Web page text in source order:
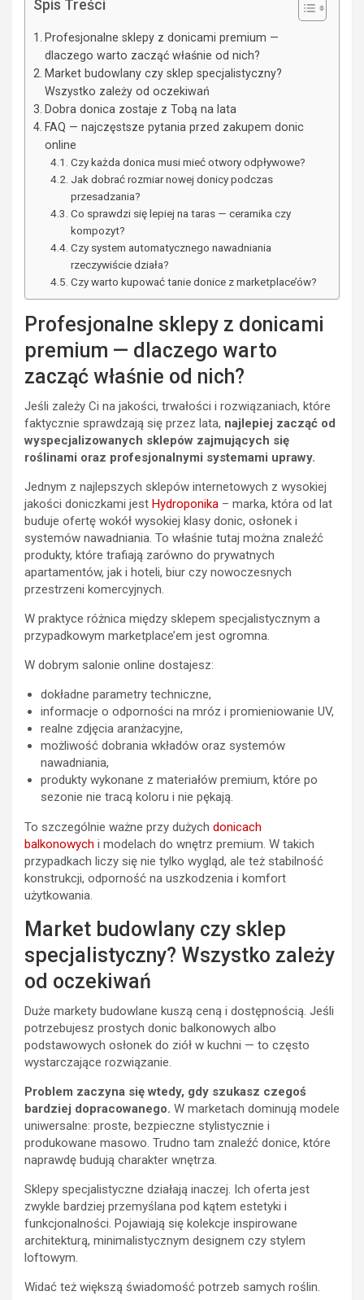
Spis Treści
Profesjonalne sklepy z donicami premium —
dlaczego warto zacząć właśnie od nich?
Market budowlany czy sklep specjalistyczny?
Wszystko zależy od oczekiwań
Dobra donica zostaje z Tobą na lata
FAQ — najczęstsze pytania przed zakupem donic
online
Czy każda donica musi mieć otwory odpływowe?
Jak dobrać rozmiar nowej donicy podczas
przesadzania?
Co sprawdzi się lepiej na taras — ceramika czy
kompozyt?
Czy system automatycznego nawadniania
rzeczywiście działa?
Czy warto kupować tanie donice z marketplace’ów?
Profesjonalne sklepy z donicami
premium — dlaczego warto
zacząć właśnie od nich?
Jeśli zależy Ci na jakości, trwałości i rozwiązaniach, które
faktycznie sprawdzają się przez lata, najlepiej zacząć od
wyspecjalizowanych sklepów zajmujących się
roślinami oraz profesjonalnymi systemami uprawy.
Jednym z najlepszych sklepów internetowych z wysokiej
jakości doniczkami jest Hydroponika – marka, która od lat
buduje ofertę wokół wysokiej klasy donic, osłonek i
systemów nawadniania. To właśnie tutaj można znaleźć
produkty, które trafiają zarówno do prywatnych
apartamentów, jak i hoteli, biur czy nowoczesnych
przestrzeni komercyjnych.
W praktyce różnica między sklepem specjalistycznym a
przypadkowym marketplace’em jest ogromna.
W dobrym salonie online dostajesz:
dokładne parametry techniczne,
informacje o odporności na mróz i promieniowanie UV,
realne zdjęcia aranżacyjne,
możliwość dobrania wkładów oraz systemów
nawadniania,
produkty wykonane z materiałów premium, które po
sezonie nie tracą koloru i nie pękają.
To szczególnie ważne przy dużych donicach
balkonowych i modelach do wnętrz premium. W takich
przypadkach liczy się nie tylko wygląd, ale też stabilność
konstrukcji, odporność na uszkodzenia i komfort
użytkowania.
Market budowlany czy sklep
specjalistyczny? Wszystko zależy
od oczekiwań
Duże markety budowlane kuszą ceną i dostępnością. Jeśli
potrzebujesz prostych donic balkonowych albo
podstawowych osłonek do ziół w kuchni — to często
wystarczające rozwiązanie.
Problem zaczyna się wtedy, gdy szukasz czegoś
bardziej dopracowanego. W marketach dominują modele
uniwersalne: proste, bezpieczne stylistycznie i
produkowane masowo. Trudno tam znaleźć donice, które
naprawdę budują charakter wnętrza.
Sklepy specjalistyczne działają inaczej. Ich oferta jest
zwykle bardziej przemyślana pod kątem estetyki i
funkcjonalności. Pojawiają się kolekcje inspirowane
architekturą, minimalistycznym designem czy stylem
loftowym.
Widać też większą świadomość potrzeb samych roślin.